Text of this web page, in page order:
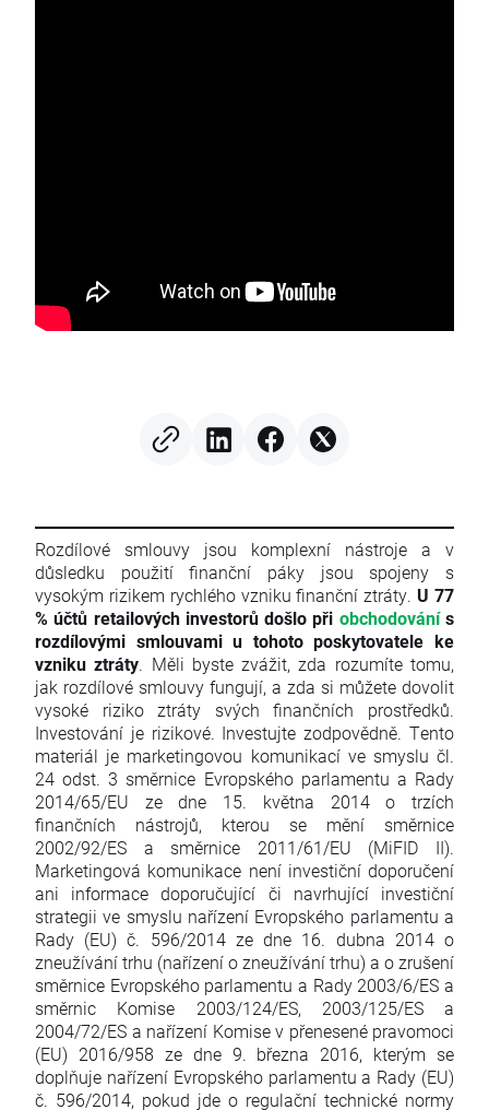
Rozdílové smlouvy jsou komplexní nástroje a v
důsledku použití finanční páky jsou spojeny s
vysokým rizikem rychlého vzniku finanční ztráty. U 77
% účtů retailových investorů došlo při obchodovánís
rozdílovými smlouvami u tohoto poskytovatele ke
vzniku ztráty. Měli byste zvážit, zda rozumíte tomu,
jak rozdílové smlouvy fungují, a zda si můžete dovolit
vysoké riziko ztráty svých finančních prostředků.
Investování je rizikové. Investujte zodpovědně. Tento
materiál je marketingovou komunikací ve smyslu čl.
24 odst. 3 směrnice Evropského parlamentu a Rady
2014/65/EU ze dne 15. května 2014 o trzích
finančních nástrojů, kterou se mění směrnice
2002/92/ES a směrnice 2011/61/EU (MiFID II).
Marketingová komunikace není investiční doporučení
ani informace doporučující či navrhující investiční
strategii ve smyslu nařízení Evropského parlamentu a
Rady (EU) č. 596/2014 ze dne 16. dubna 2014 o
zneužívání trhu (nařízení o zneužívání trhu) a o zrušení
směrnice Evropského parlamentu a Rady 2003/6/ES a
směrnic Komise 2003/124/ES, 2003/125/ES a
2004/72/ES a nařízení Komise v přenesené pravomoci
(EU) 2016/958 ze dne 9. března 2016, kterým se
doplňuje nařízení Evropského parlamentu a Rady (EU)
č. 596/2014, pokud jde o regulační technické normy